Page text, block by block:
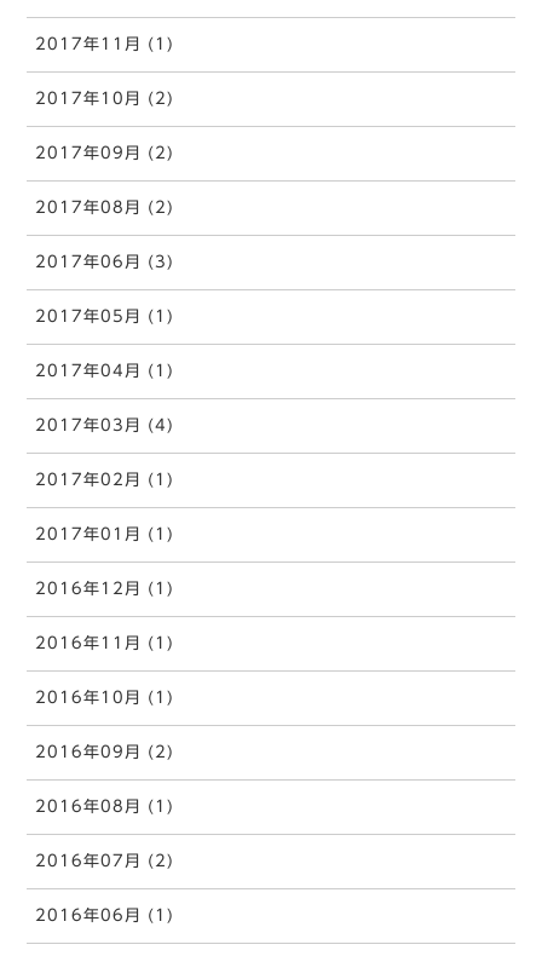
2017年11月 (1)
2017年10月 (2)
2017年09月 (2)
2017年08月 (2)
2017年06月 (3)
2017年05月 (1)
2017年04月 (1)
2017年03月 (4)
2017年02月 (1)
2017年01月 (1)
2016年12月 (1)
2016年11月 (1)
2016年10月 (1)
2016年09月 (2)
2016年08月 (1)
2016年07月 (2)
2016年06月 (1)